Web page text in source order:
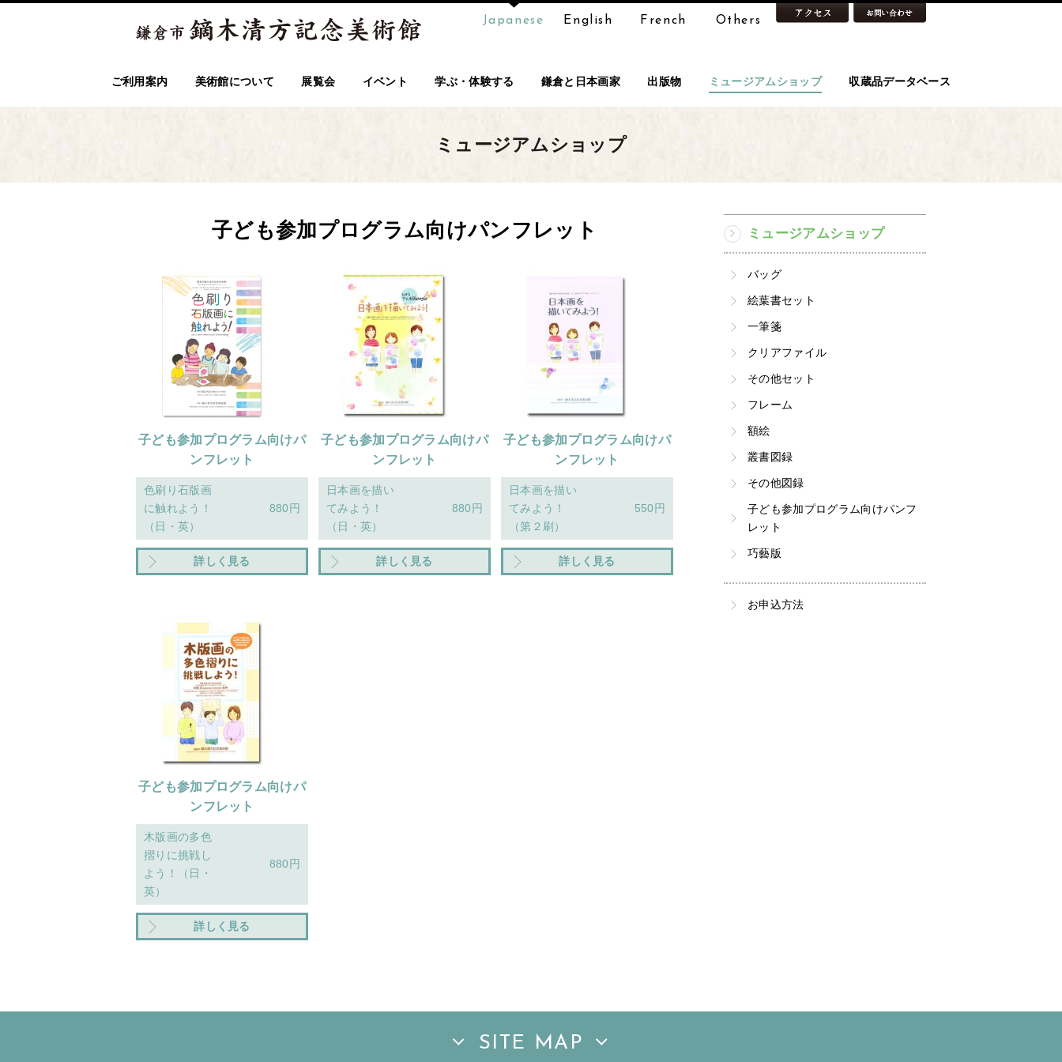
Japanese English French Others
ご利用案内 美術館について 展覧会 イベント 学ぶ・体験する 鎌倉と日本画家 出版物 ミュージアムショップ 収蔵品データベース
ミュージアムショップ
子ども参加プログラム向けパンフレット
子ども参加プログラム向けパ
ンフレット
色刷り石版画
に触れよう！
（日・英）
880円
詳しく見る
子ども参加プログラム向けパ
ンフレット
日本画を描い
てみよう！
（日・英）
880円
詳しく見る
子ども参加プログラム向けパ
ンフレット
日本画を描い
てみよう！
（第２刷）
550円
詳しく見る
子ども参加プログラム向けパ
ンフレット
木版画の多色
摺りに挑戦し
よう！（日・
英）
880円
詳しく見る
ミュージアムショップ
バッグ
絵葉書セット
一筆箋
クリアファイル
その他セット
フレーム
額絵
叢書図録
その他図録
子ども参加プログラム向けパンフ
レット
巧藝版
お申込方法
SITE MAP